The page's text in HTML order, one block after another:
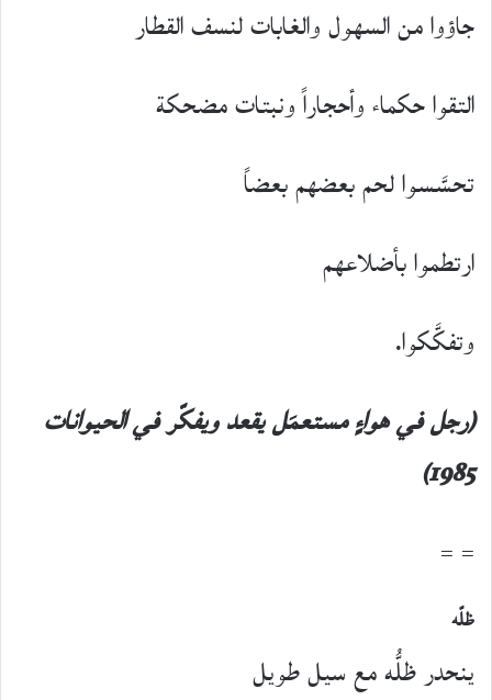
جاؤوا من السهول والغابات لنسف القطار
التقوا حكماء وأحجاراً ونبتات مضحكة
تحسَّسوا لحم بعضهم بعضاً
ارتطموا بأضلاعهم
وتفكَّكوا.
(رجل في هواءٍ مستعمَل يقعد ويفكّر في الحيوانات
1985)
= =
ظلّه
ينحدر ظلُّه مع سيل طويل